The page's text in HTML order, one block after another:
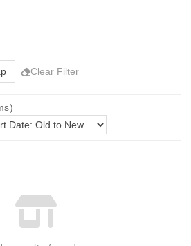
Clear Filter